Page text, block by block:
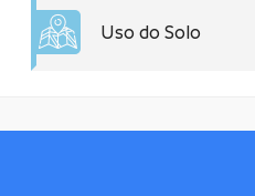
Uso do Solo